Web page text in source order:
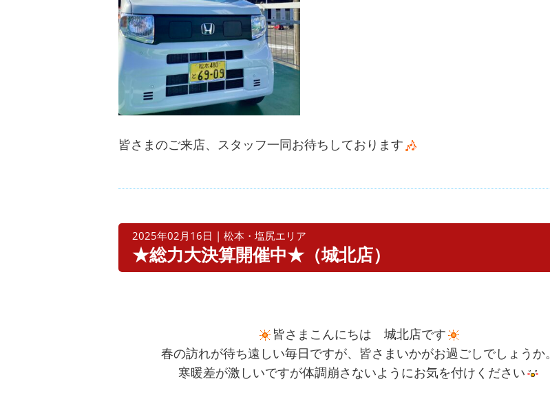
皆さまのご来店、スタッフ一同お待ちしております
2025年02月16日 | 松本・塩尻エリア
★総力大決算開催中★（城北店）
皆さまこんにちは 城北店です
春の訪れが待ち遠しい毎日ですが、皆さまいかがお過ごしでしょうか。
寒暖差が激しいですが体調崩さないようにお気を付けください